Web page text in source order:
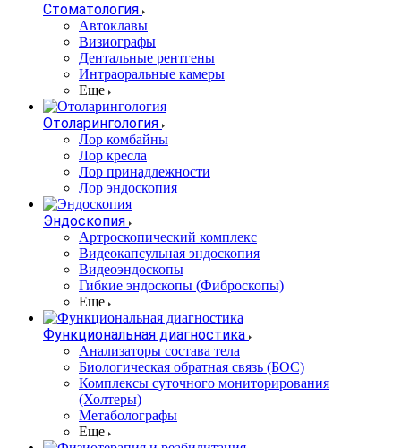
Стоматология
Автоклавы
Визиографы
Дентальные рентгены
Интраоральные камеры
Еще
Отоларингология
Лор комбайны
Лор кресла
Лор принадлежности
Лор эндоскопия
Эндоскопия
Артроскопический комплекс
Видеокапсульная эндоскопия
Видеоэндоскопы
Гибкие эндоскопы (Фиброcкопы)
Еще
Функциональная диагностика
Анализаторы состава тела
Биологическая обратная связь (БОС)
Комплексы суточного мониторирования
(Холтеры)
Метаболографы
Еще